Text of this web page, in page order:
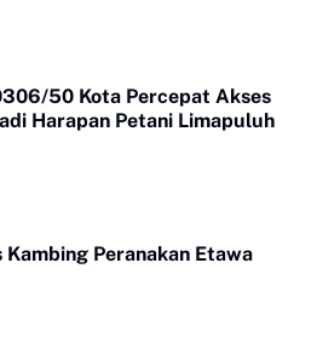
50 Kota Percepat Akses
Harapan Petani Limapuluh
Peranakan Etawa